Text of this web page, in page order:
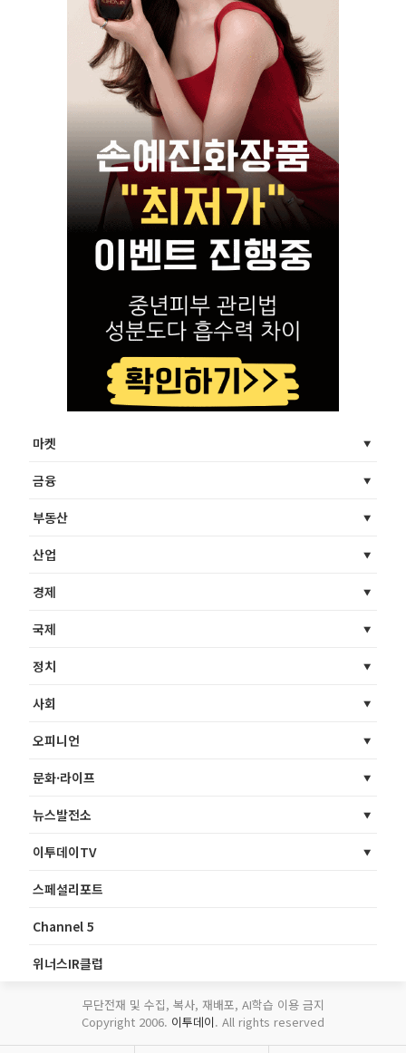
마켓
금융
부동산
산업
경제
국제
정치
사회
오피니언
문화·라이프
뉴스발전소
이투데이TV
스페셜리포트
Channel 5
위너스IR클럽
무단전재 및 수집, 복사, 재배포, AI학습 이용 금지
Copyright 2006. 이투데이. All rights reserved